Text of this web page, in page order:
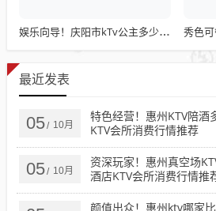
娱乐向导！庆阳市kTv公主多少钱-首选蓝铂国会kTv会所消费行情推荐
最近发表
05/ 10月
特色经营！惠州KTV陪酒
KTV会所消费行情推荐
05/ 10月
资深玩家！惠州真空场
酒店KTV会所消费行情推
颜值出众！惠州ktv哪家